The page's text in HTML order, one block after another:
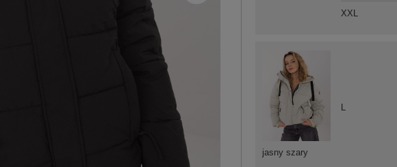
jasny szary
L
XXL